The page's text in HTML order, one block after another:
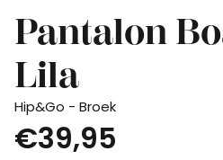
Pantalon
Lila
Hip&Go - Broek
€39,95